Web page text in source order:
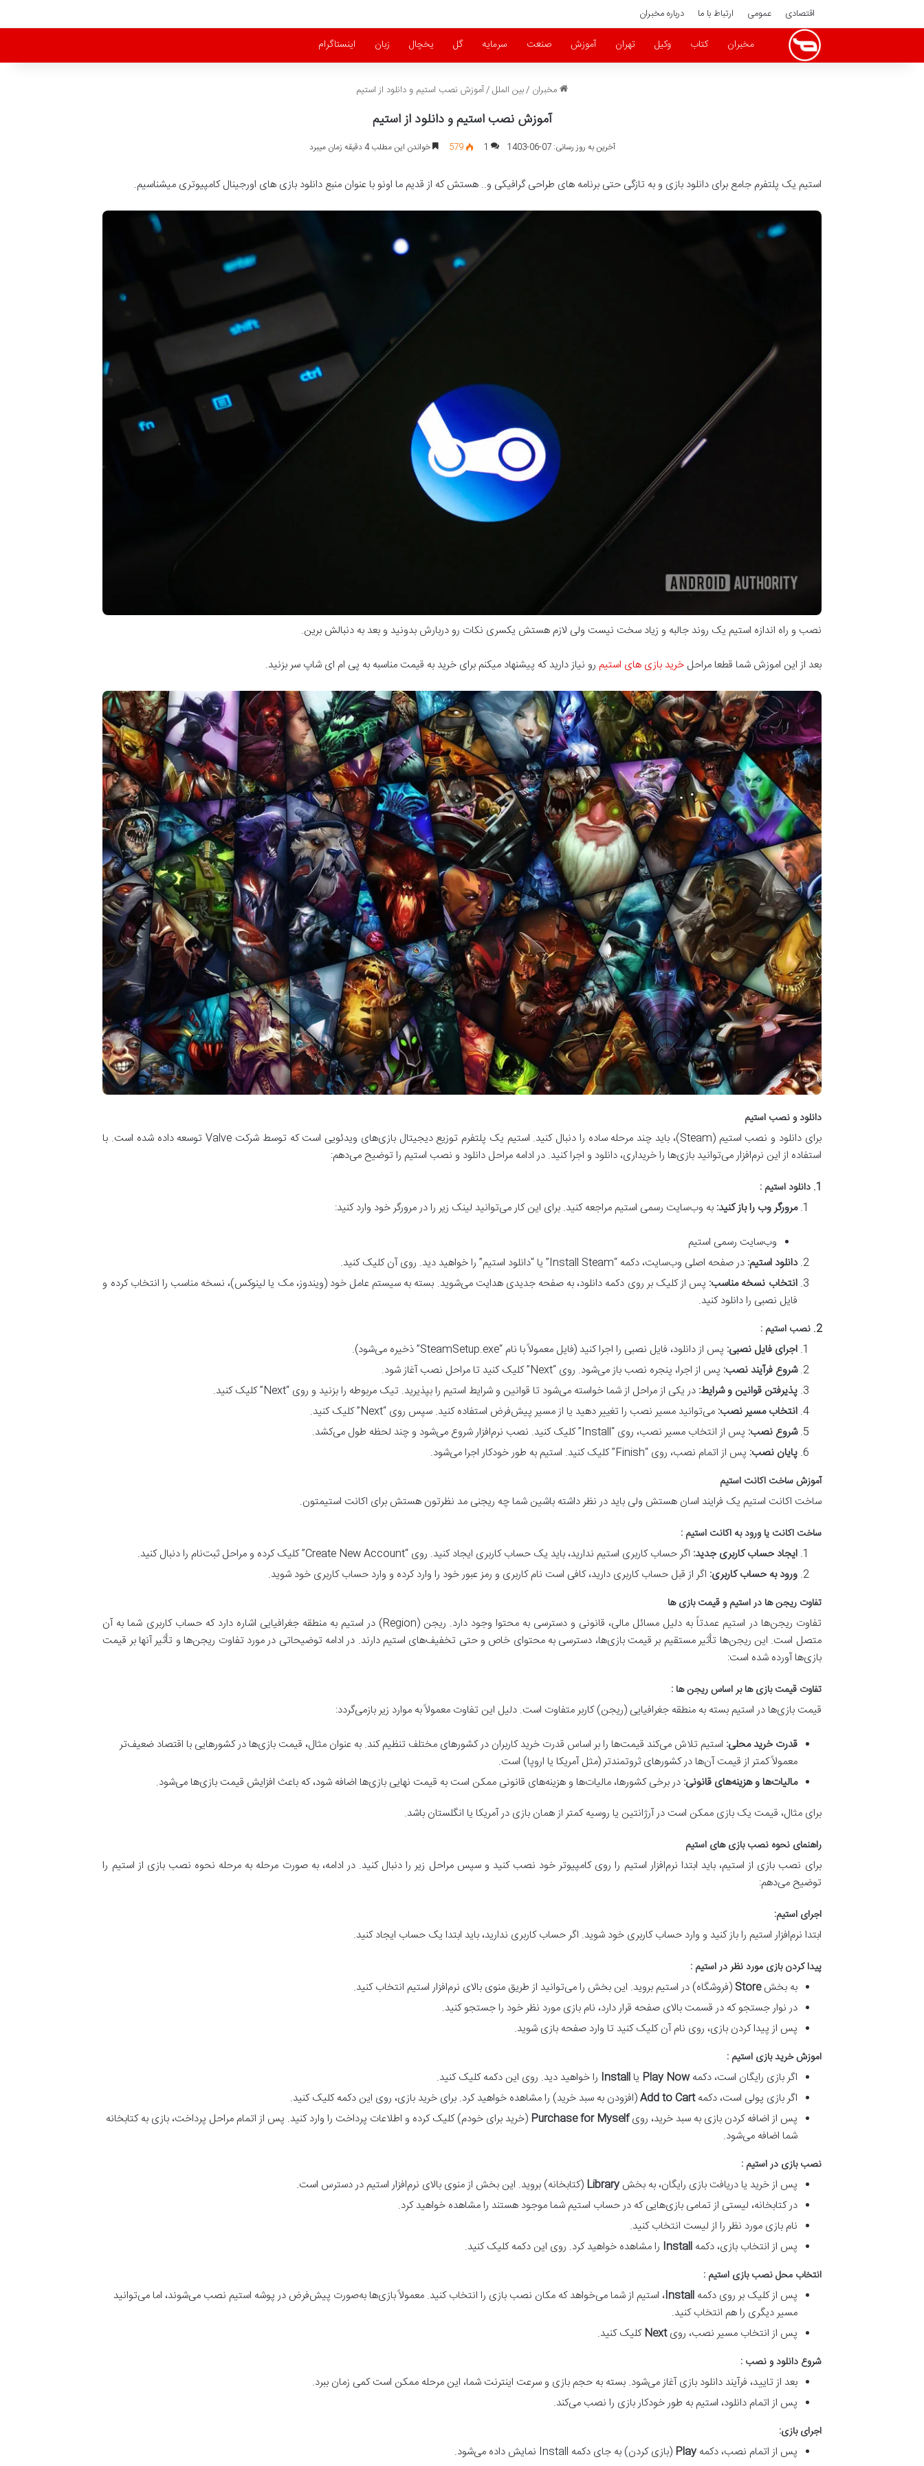
اقتصادی عمومی ارتباط با ما درباره مخبران
مخبران کتاب وکیل تهران آموزش صنعت سرمایه گل یخچال زبان اینستاگرام
مخبران /بین الملل/آموزش نصب استیم و دانلود از استیم
آموزش نصب استیم و دانلود از استیم
آخرین به روز رسانی: 07-06-1403 1
579 خواندن این مطلب 4 دقیقه زمان میبرد
استیم یک پلتفرم جامع برای دانلود بازی و به تازگی حتی برنامه های طراحی گرافیکی و.. هستش که از قدیم ما اونو با عنوان منبع دانلود بازی های اورجینال کامپیوتری میشناسیم.
نصب و راه اندازه استیم یک روند جالبه و زیاد سخت نیست ولی لازم هستش یکسری نکات رو دربارش بدونید و بعد به دنبالش برین.
بعد از این اموزش شما قطعا مراحلخرید بازی های استیم رو نیاز دارید که پیشنهاد میکنم برای خرید به قیمت مناسبه به پی ام ای شاپ سر بزنید.
دانلود و نصب استیم
برای دانلود و نصب استیم (Steam)، باید چند مرحله ساده را دنبال کنید. استیم یک پلتفرم توزیع دیجیتال بازی‌های ویدئویی است که توسط شرکت Valve توسعه داده شده است. با
استفاده از این نرم‌افزار می‌توانید بازی‌ها را خریداری، دانلود و اجرا کنید. در ادامه مراحل دانلود و نصب استیم را توضیح می‌دهم:
1. دانلود استیم :
مرورگر وب را باز کنید: به وب‌سایت رسمی استیم مراجعه کنید. برای این کار می‌توانید لینک زیر را در مرورگر خود وارد کنید:
وب‌سایت رسمی استیم
دانلود استیم: در صفحه اصلی وب‌سایت، دکمه “Install Steam” یا “دانلود استیم” را خواهید دید. روی آن کلیک کنید.
انتخاب نسخه مناسب: پس از کلیک بر روی دکمه دانلود، به صفحه جدیدی هدایت می‌شوید. بسته به سیستم عامل خود (ویندوز، مک یا لینوکس)، نسخه مناسب را انتخاب کرده و
فایل نصبی را دانلود کنید.
2. نصب استیم :
اجرای فایل نصبی: پس از دانلود، فایل نصبی را اجرا کنید (فایل معمولاً با نام “SteamSetup.exe” ذخیره می‌شود).
شروع فرآیند نصب: پس از اجرا، پنجره نصب باز می‌شود. روی “Next” کلیک کنید تا مراحل نصب آغاز شود.
پذیرفتن قوانین و شرایط: در یکی از مراحل از شما خواسته می‌شود تا قوانین و شرایط استیم را بپذیرید. تیک مربوطه را بزنید و روی “Next” کلیک کنید.
انتخاب مسیر نصب: می‌توانید مسیر نصب را تغییر دهید یا از مسیر پیش‌فرض استفاده کنید. سپس روی “Next” کلیک کنید.
شروع نصب: پس از انتخاب مسیر نصب، روی “Install” کلیک کنید. نصب نرم‌افزار شروع می‌شود و چند لحظه طول می‌کشد.
پایان نصب: پس از اتمام نصب، روی “Finish” کلیک کنید. استیم به طور خودکار اجرا می‌شود.
آموزش ساخت اکانت استیم
ساخت اکانت استیم یک فرایند اسان هستش ولی باید در نظر داشته باشین شما چه ریجنی مد نظرتون هستش برای اکانت استیمتون.
ساخت اکانت یا ورود به اکانت استیم :
ایجاد حساب کاربری جدید: اگر حساب کاربری استیم ندارید، باید یک حساب کاربری ایجاد کنید. روی “Create New Account” کلیک کرده و مراحل ثبت‌نام را دنبال کنید.
ورود به حساب کاربری: اگر از قبل حساب کاربری دارید، کافی است نام کاربری و رمز عبور خود را وارد کرده و وارد حساب کاربری خود شوید.
تفاوت ریجن ها در استیم و قیمت بازی ها
تفاوت ریجن‌ها در استیم عمدتاً به دلیل مسائل مالی، قانونی و دسترسی به محتوا وجود دارد. ریجن (Region) در استیم به منطقه جغرافیایی اشاره دارد که حساب کاربری شما به آن
متصل است. این ریجن‌ها تأثیر مستقیم بر قیمت بازی‌ها، دسترسی به محتوای خاص و حتی تخفیف‌های استیم دارند. در ادامه توضیحاتی در مورد تفاوت ریجن‌ها و تأثیر آنها بر قیمت
بازی‌ها آورده شده است:
تفاوت قیمت بازی‌ ها بر اساس ریجن‌ ها :
قیمت بازی‌ها در استیم بسته به منطقه جغرافیایی (ریجن) کاربر متفاوت است. دلیل این تفاوت معمولاً به موارد زیر بازمی‌گردد:
قدرت خرید محلی: استیم تلاش می‌کند قیمت‌ها را بر اساس قدرت خرید کاربران در کشورهای مختلف تنظیم کند. به عنوان مثال، قیمت بازی‌ها در کشورهایی با اقتصاد ضعیف‌تر
معمولاً کمتر از قیمت آن‌ها در کشورهای ثروتمندتر (مثل آمریکا یا اروپا) است.
مالیات‌ها و هزینه‌های قانونی: در برخی کشورها، مالیات‌ها و هزینه‌های قانونی ممکن است به قیمت نهایی بازی‌ها اضافه شود، که باعث افزایش قیمت بازی‌ها می‌شود.
برای مثال، قیمت یک بازی ممکن است در آرژانتین یا روسیه کمتر از همان بازی در آمریکا یا انگلستان باشد.
راهنمای نحوه نصب بازی های استیم
برای نصب بازی از استیم، باید ابتدا نرم‌افزار استیم را روی کامپیوتر خود نصب کنید و سپس مراحل زیر را دنبال کنید. در ادامه، به صورت مرحله به مرحله نحوه نصب بازی از استیم را
توضیح می‌دهم:
اجرای استیم:
ابتدا نرم‌افزار استیم را باز کنید و وارد حساب کاربری خود شوید. اگر حساب کاربری ندارید، باید ابتدا یک حساب ایجاد کنید.
پیدا کردن بازی مورد نظر در استیم :
به بخشStore (فروشگاه) در استیم بروید. این بخش را می‌توانید از طریق منوی بالای نرم‌افزار استیم انتخاب کنید.
در نوار جستجو که در قسمت بالای صفحه قرار دارد، نام بازی مورد نظر خود را جستجو کنید.
پس از پیدا کردن بازی، روی نام آن کلیک کنید تا وارد صفحه بازی شوید.
اموزشخرید بازی استیم :
اگر بازی رایگان است، دکمهPlay Now یاInstall را خواهید دید. روی این دکمه کلیک کنید.
اگر بازی پولی است، دکمهAdd to Cart(افزودن به سبد خرید) را مشاهده خواهید کرد. برای خرید بازی، روی این دکمه کلیک کنید.
پس از اضافه کردن بازی به سبد خرید، رویPurchase for Myself (خرید برای خودم) کلیک کرده و اطلاعات پرداخت را وارد کنید. پس از اتمام مراحل پرداخت، بازی به کتابخانه
شما اضافه می‌شود.
نصب بازی در استیم :
پس از خرید یا دریافت بازی رایگان، به بخشLibrary (کتابخانه) بروید. این بخش از منوی بالای نرم‌افزار استیم در دسترس است.
در کتابخانه، لیستی از تمامی بازی‌هایی که در حساب استیم شما موجود هستند را مشاهده خواهید کرد.
نام بازی مورد نظر را از لیست انتخاب کنید.
پس از انتخاب بازی، دکمهInstall را مشاهده خواهید کرد. روی این دکمه کلیک کنید.
انتخاب محل نصب بازی استیم :
پس از کلیک بر روی دکمهInstall، استیم از شما می‌خواهد که مکان نصب بازی را انتخاب کنید. معمولاً بازی‌ها به‌صورت پیش‌فرض در پوشه استیم نصب می‌شوند، اما می‌توانید
مسیر دیگری را هم انتخاب کنید.
پس از انتخاب مسیر نصب، رویNextکلیک کنید.
شروع دانلود و نصب :
بعد از تایید، فرآیند دانلود بازی آغاز می‌شود. بسته به حجم بازی و سرعت اینترنت شما، این مرحله ممکن است کمی زمان ببرد.
پس از اتمام دانلود، استیم به طور خودکار بازی را نصب می‌کند.
اجرای بازی:
پس از اتمام نصب، دکمهPlay (بازی کردن) به جای دکمه Install نمایش داده می‌شود.